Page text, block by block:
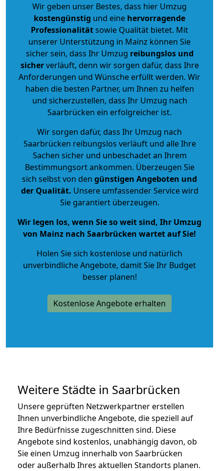
Wir geben unser Bestes, dass hier Umzug
kostengünstig und eine hervorragende
Professionalitätsowie Qualität bietet. Mit
unserer Unterstützung in Mainz können Sie
sicher sein, dass Ihr Umzug reibungslos und
sicherverläuft, denn wir sorgen dafür, dass Ihre
Anforderungen und Wünsche erfüllt werden. Wir
haben die besten Partner, um Ihnen zu helfen
und sicherzustellen, dass Ihr Umzug nach
Saarbrücken ein erfolgreicher ist.
Wir sorgen dafür, dass Ihr Umzug nach
Saarbrücken reibungslos verläuft und alle Ihre
Sachen sicher und unbeschadet an Ihrem
Bestimmungsort ankommen. Überzeugen Sie
sich selbst von den günstigen Angeboten und
der Qualität. Unsere umfassender Service wird
Sie garantiert überzeugen.
Wir legen los, wenn Sie so weit sind, Ihr Umzug
von Mainz nach Saarbrücken wartet auf Sie!
Holen Sie sich kostenlose und natürlich
unverbindliche Angebote, damit Sie Ihr Budget
besser planen!
Kostenlose Angebote erhalten
Weitere Städte in Saarbrücken
Unsere geprüften Netzwerkpartner erstellen
Ihnen unverbindliche Angebote, die speziell auf
Ihre Bedürfnisse zugeschnitten sind. Diese
Angebote sind kostenlos, unabhängig davon, ob
Sie einen Umzug innerhalb von Saarbrücken
oder außerhalb Ihres aktuellen Standorts planen.